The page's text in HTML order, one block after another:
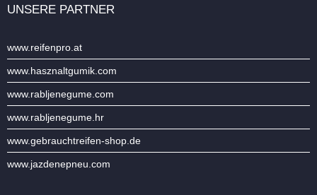
UNSERE PARTNER
www.reifenpro.at
www.hasznaltgumik.com
www.rabljenegume.com
www.rabljenegume.hr
www.gebrauchtreifen-shop.de
www.jazdenepneu.com